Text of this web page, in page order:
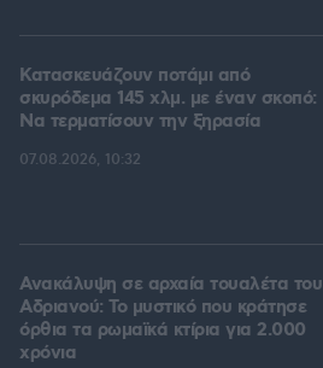
Κατασκευάζουν ποτάμι από
σκυρόδεμα 145 χλμ. με έναν σκοπό:
Να τερματίσουν την ξηρασία
07.08.2026, 10:32
Ανακάλυψη σε αρχαία τουαλέτα του
Αδριανού: Το μυστικό που κράτησε
όρθια τα ρωμαϊκά κτίρια για 2.000
χρόνια